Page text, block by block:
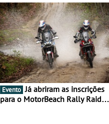
Evento Já abriram as inscrições
para o MotorBeach Rally Raid